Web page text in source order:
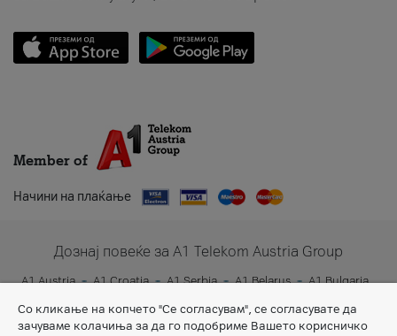
Member of
Начини на плаќање
Дознај повеќе за A1 Telekom Austria Group
A1 Austria A1 Croatia A1 Serbia A1 Belarus
A1 Bulgaria
A1 Slovenia
A1 Digital
Со кликање на копчето "Се согласувам", се согласувате да
зачуваме колачиња за да го подобриме Вашето корисничко